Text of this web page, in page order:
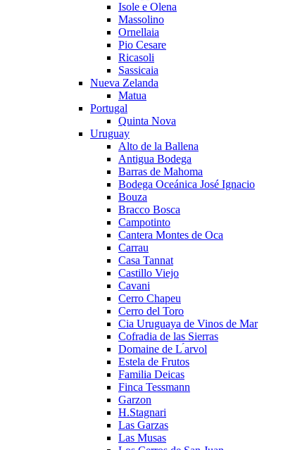
Isole e Olena
Massolino
Ornellaia
Pio Cesare
Ricasoli
Sassicaia
Nueva Zelanda
Matua
Portugal
Quinta Nova
Uruguay
Alto de la Ballena
Antigua Bodega
Barras de Mahoma
Bodega Oceánica José Ignacio
Bouza
Bracco Bosca
Campotinto
Cantera Montes de Oca
Carrau
Casa Tannat
Castillo Viejo
Cavani
Cerro Chapeu
Cerro del Toro
Cia Uruguaya de Vinos de Mar
Cofradia de las Sierras
Domaine de L ́arvol
Estela de Frutos
Familia Deicas
Finca Tessmann
Garzon
H.Stagnari
Las Garzas
Las Musas